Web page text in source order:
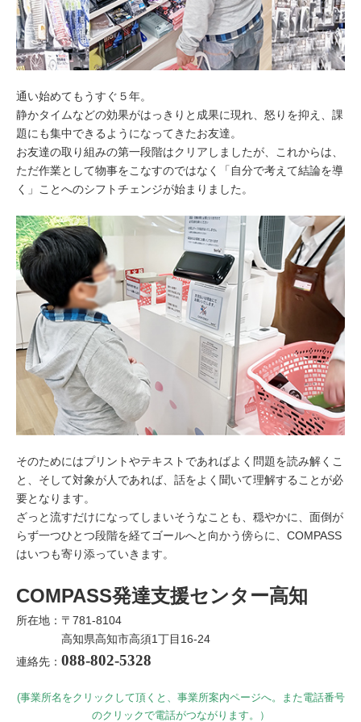
通い始めてもうすぐ５年。
静かタイムなどの効果がはっきりと成果に現れ、怒りを抑え、課
題にも集中できるようになってきたお友達。
お友達の取り組みの第一段階はクリアしましたが、これからは、
ただ作業として物事をこなすのではなく「自分で考えて結論を導
く」ことへのシフトチェンジが始まりました。
そのためにはプリントやテキストであればよく問題を読み解くこ
と、そして対象が人であれば、話をよく聞いて理解することが必
要となります。
ざっと流すだけになってしまいそうなことも、穏やかに、面倒が
らず一つひとつ段階を経てゴールへと向かう傍らに、COMPASS
はいつも寄り添っていきます。
COMPASS発達支援センター高知
所在地：〒781-8104
高知県高知市高須1丁目16-24
連絡先： 088-802-5328
(事業所名をクリックして頂くと、事業所案内ページへ。また電話番号
のクリックで電話がつながります。）